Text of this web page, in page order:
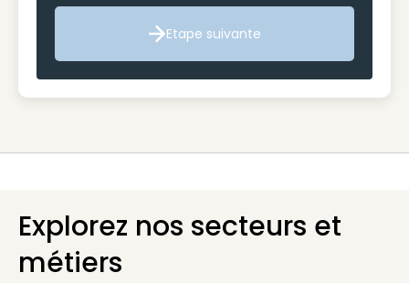
Etape suivante
Etape suivante
Explorez nos secteurs et
métiers